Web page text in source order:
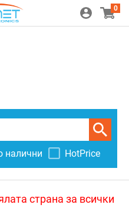
0
налични HotPrice
страна за всички